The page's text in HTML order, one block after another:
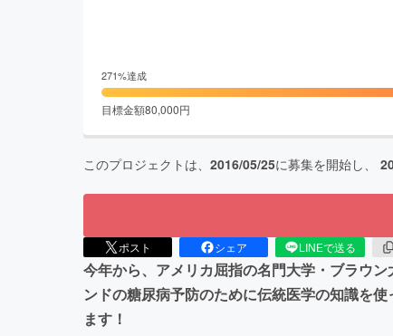
271%達成
目標金額80,000円
このプロジェクトは、 2016/05/25に募集を開始し、
ポスト シェア LINEで送る
今年から、アメリカ屈指の名門大学・ブラウ
ンドの糖尿病予防のために伝統医学の知識を
ます！